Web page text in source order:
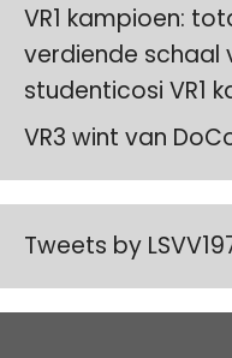
VR1 kampioen:
verdiende schaal
studenticosi VR1
VR3 wint van
Tweets by